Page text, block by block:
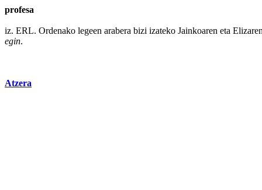
profesa
iz. ERL. Ordenako legeen arabera bizi izateko Jainkoaren eta
egin.
Atzera